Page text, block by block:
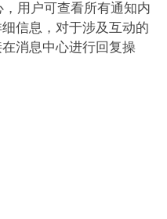
用户可查看所有通知内
信息，对于涉及互动的
消息中心进行回复操